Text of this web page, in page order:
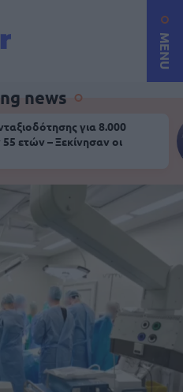
MENU
news
για 8.000
ετών – Ξεκίνησαν οι